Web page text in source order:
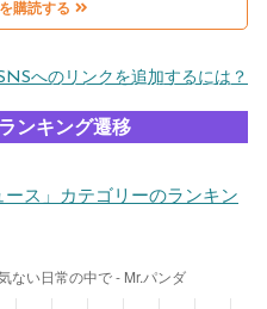
購読する
へのリンクを追加するには？
ンキング遷移
ス」カテゴリーのランキン